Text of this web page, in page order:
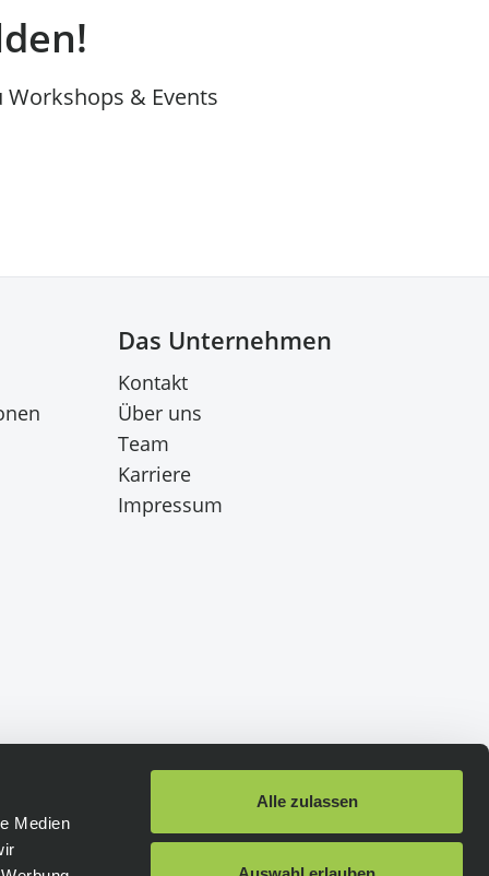
Medien
Alle zulassen
Workshops & Events
Das Unternehmen
Kontakt
Über uns
Team
Karriere
Impressum
Schneller Versand: